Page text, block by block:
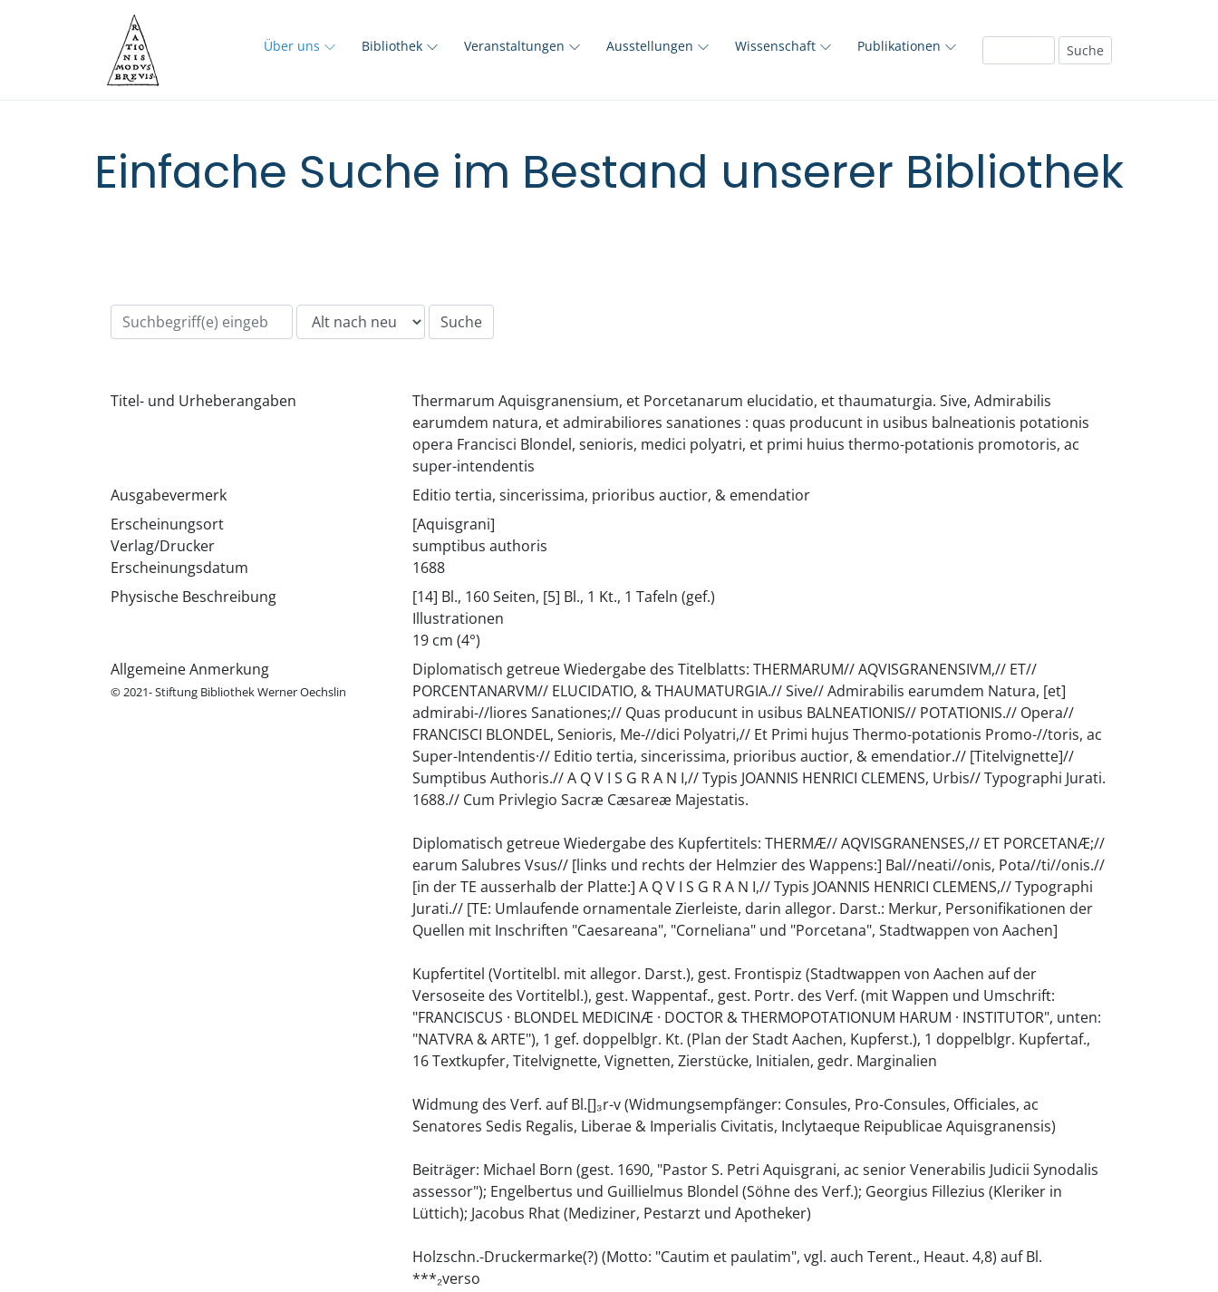
Über uns Bibliothek Veranstaltungen Ausstellungen Wissenschaft Publikationen
Einfache Suche im Bestand unserer Bibliothek
Titel- und Urheberangaben
Thermarum Aquisgranensium, et Porcetanarum elucidatio, et thaumaturgia. Sive, Admirabilis
earumdem natura, et admirabiliores sanationes : quas producunt in usibus balneationis potationis
opera Francisci Blondel, senioris, medici polyatri, et primi huius thermo-potationis promotoris, ac
super-intendentis
Ausgabevermerk
Editio tertia, sincerissima, prioribus auctior, & emendatior
Erscheinungsort
Verlag/Drucker
Erscheinungsdatum
[Aquisgrani]
sumptibus authoris
1688
Physische Beschreibung
[14] Bl., 160 Seiten, [5] Bl., 1 Kt., 1 Tafeln (gef.)
Illustrationen
19 cm (4°)
Allgemeine Anmerkung
© 2021- Stiftung Bibliothek Werner Oechslin
Diplomatisch getreue Wiedergabe des Titelblatts: THERMARUM// AQVISGRANENSIVM,// ET//
PORCENTANARVM// ELUCIDATIO, & THAUMATURGIA.// Sive// Admirabilis earumdem Natura, [et]
admirabi-//liores Sanationes;// Quas producunt in usibus BALNEATIONIS// POTATIONIS.// Opera//
FRANCISCI BLONDEL, Senioris, Me-//dici Polyatri,// Et Primi hujus Thermo-potationis Promo-//toris, ac
Super-Intendentis·// Editio tertia, sincerissima, prioribus auctior, & emendatior.// [Titelvignette]//
Sumptibus Authoris.// A Q V I S G R A N I,// Typis JOANNIS HENRICI CLEMENS, Urbis// Typographi Jurati.
1688.// Cum Privlegio Sacræ Cæsareæ Majestatis.
Diplomatisch getreue Wiedergabe des Kupfertitels: THERMÆ// AQVISGRANENSES,// ET PORCETANÆ;//
earum Salubres Vsus// [links und rechts der Helmzier des Wappens:] Bal//neati//onis, Pota//ti//onis.//
[in der TE ausserhalb der Platte:] A Q V I S G R A N I,// Typis JOANNIS HENRICI CLEMENS,// Typographi
Jurati.// [TE: Umlaufende ornamentale Zierleiste, darin allegor. Darst.: Merkur, Personifikationen der
Quellen mit Inschriften "Caesareana", "Corneliana" und "Porcetana", Stadtwappen von Aachen]
Kupfertitel (Vortitelbl. mit allegor. Darst.), gest. Frontispiz (Stadtwappen von Aachen auf der
Versoseite des Vortitelbl.), gest. Wappentaf., gest. Portr. des Verf. (mit Wappen und Umschrift:
"FRANCISCUS · BLONDEL MEDICINÆ · DOCTOR & THERMOPOTATIONUM HARUM · INSTITUTOR", unten:
"NATVRA & ARTE"), 1 gef. doppelblgr. Kt. (Plan der Stadt Aachen, Kupferst.), 1 doppelblgr. Kupfertaf.,
16 Textkupfer, Titelvignette, Vignetten, Zierstücke, Initialen, gedr. Marginalien
Widmung des Verf. auf Bl.[]₃r-v (Widmungsempfänger: Consules, Pro-Consules, Officiales, ac
Senatores Sedis Regalis, Liberae & Imperialis Civitatis, Inclytaeque Reipublicae Aquisgranensis)
Beiträger: Michael Born (gest. 1690, "Pastor S. Petri Aquisgrani, ac senior Venerabilis Judicii Synodalis
assessor"); Engelbertus und Guillielmus Blondel (Söhne des Verf.); Georgius Fillezius (Kleriker in
Lüttich); Jacobus Rhat (Mediziner, Pestarzt und Apotheker)
Holzschn.-Druckermarke(?) (Motto: "Cautim et paulatim", vgl. auch Terent., Heaut. 4,8) auf Bl.
***₂verso